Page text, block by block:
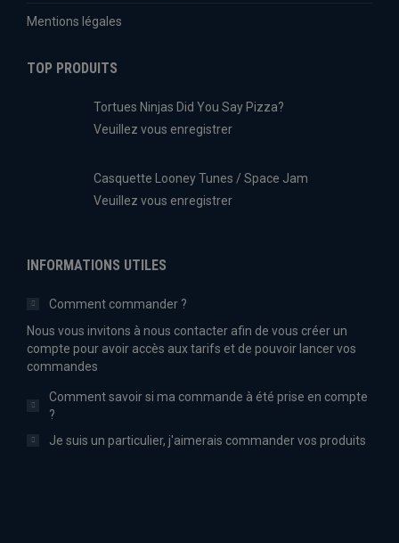
Mentions légales
TOP PRODUITS
Tortues Ninjas Did You Say Pizza?
Veuillez vous enregistrer
Casquette Looney Tunes / Space Jam
Veuillez vous enregistrer
INFORMATIONS UTILES
Comment commander ?
Nous vous invitons à nous contacter afin de vous créer un
compte pour avoir accès aux tarifs et de pouvoir lancer vos
commandes
Comment savoir si ma commande à été prise en compte
?
Je suis un particulier, j'aimerais commander vos produits